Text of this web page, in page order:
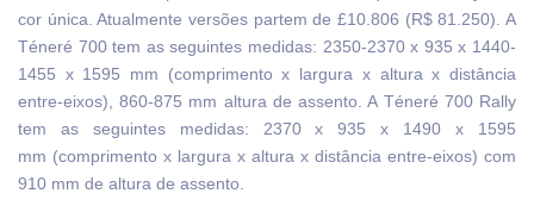
cor única. Atualmente versões partem de £10.806 (R$ 81.250). A
Téneré 700 tem as seguintes medidas: 2350-2370 x 935 x 1440-
1455 x 1595 mm (comprimento x largura x altura x distância
entre-eixos), 860-875 mm altura de assento. A Téneré 700 Rally
tem as seguintes medidas: 2370 x 935 x 1490 x 1595
mm (comprimento x largura x altura x distância entre-eixos) com
910 mm de altura de assento.